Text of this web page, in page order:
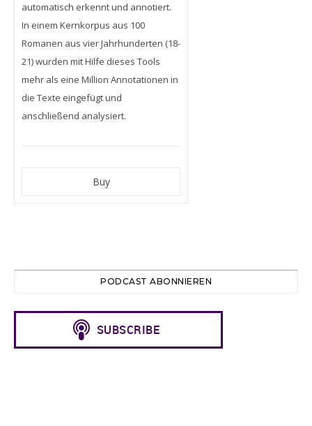
automatisch erkennt und annotiert.
In einem Kernkorpus aus 100
Romanen aus vier Jahrhunderten (18-
21) wurden mit Hilfe dieses Tools
mehr als eine Million Annotationen in
die Texte eingefügt und
anschließend analysiert.
PODCAST ABONNIEREN